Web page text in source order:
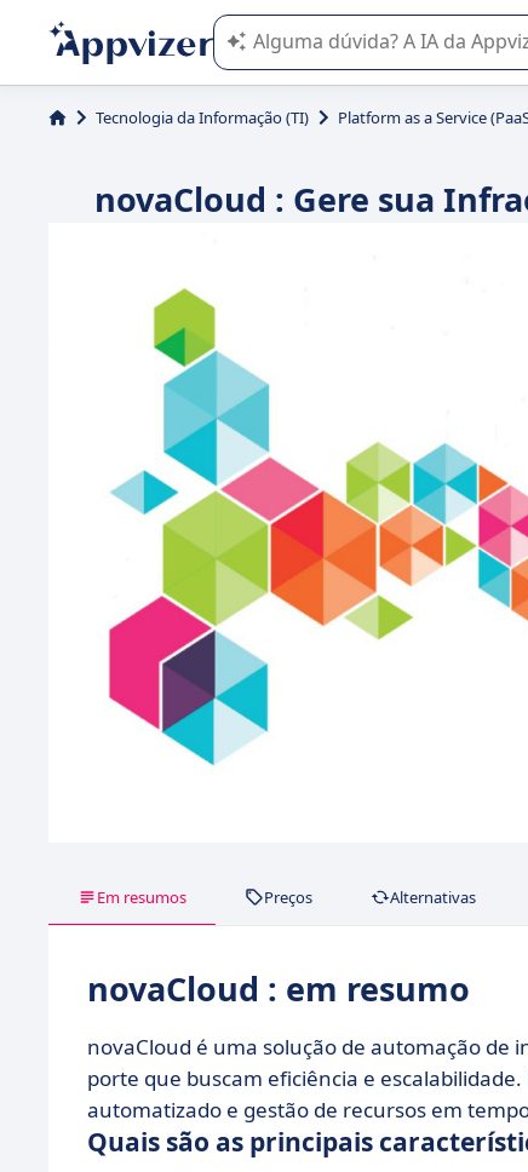
A IA do Appvizer o orienta no uso
Tecnologia da Informação (TI) Platform as a Service
novaCloud : Gere sua
Em resumos Preços Alternativas
novaCloud : em resumo
novaCloud é uma solução de automação
porte que buscam eficiência e
automatizado e gestão de recursos em
Quais são as principais